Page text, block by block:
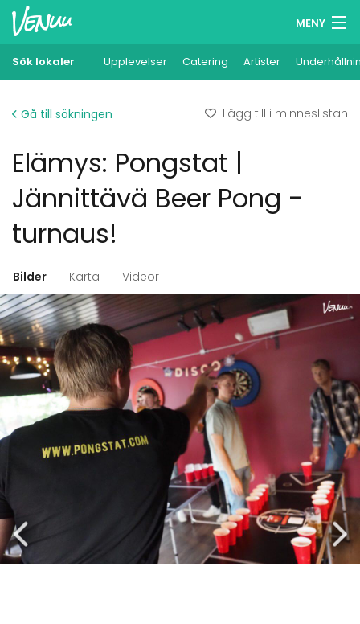
MENY
Minneslista
Lägg till din lokal
Sök lokaler Upplevelser Catering Artister
Gå till sökningen Lägg till i minneslistan
Elämys: Pongstat |
Jännittävä Beer Pong -
turnaus!
Bilder Karta Videor